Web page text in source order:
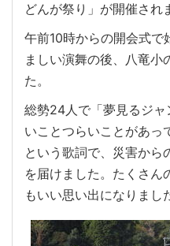
どんが祭り」が開催され
午前10時からの開会式で
ましい演舞の後、八竜小
た。
総勢24人で「夢見るジ
いことつらいことがあっ
という歌詞で、災害から
を届けました。たくさん
もいい思い出になりまし